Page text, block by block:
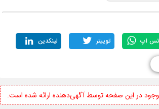
اپ توییتر لینکدین
در این صفحه توسط آگهی‌دهنده ارائه شده است.